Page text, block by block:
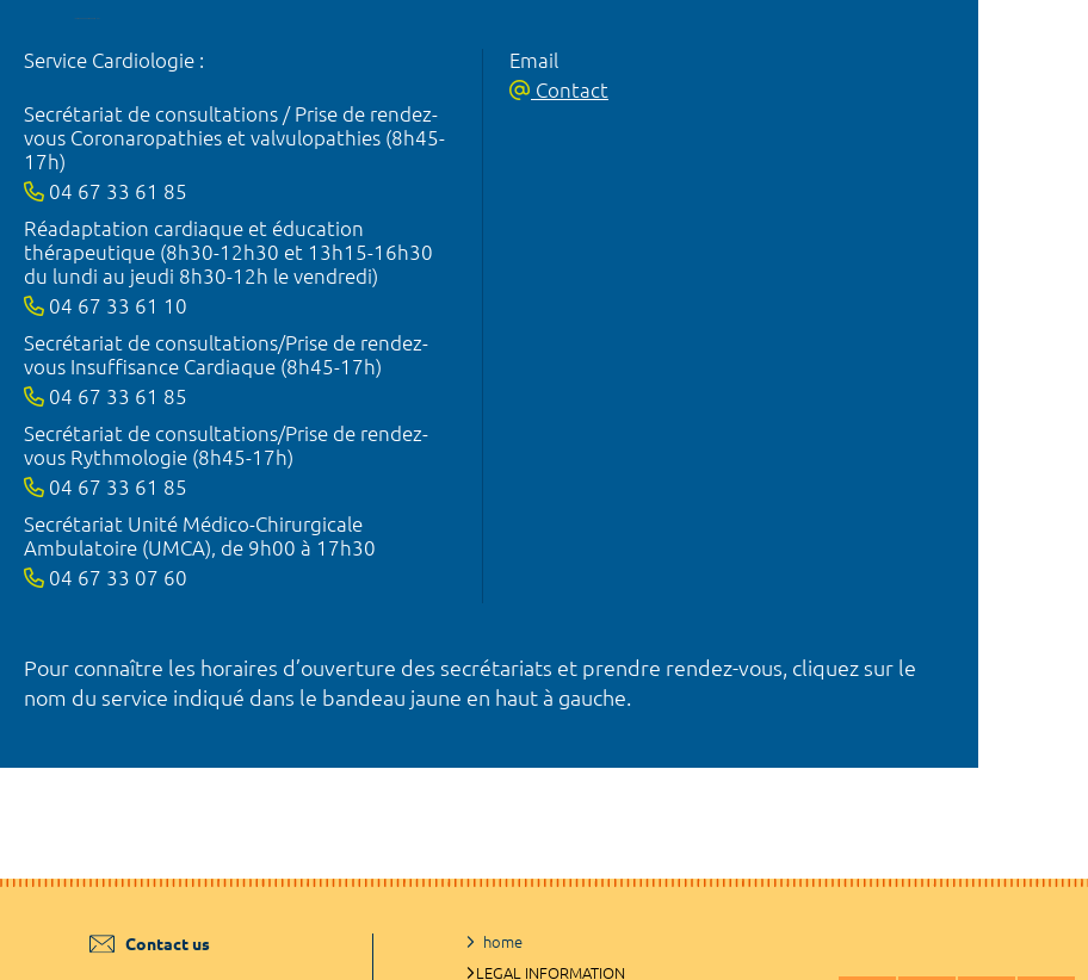
Service Cardiologie :
Secrétariat de consultations / Prise de rendez-
vous Coronaropathies et valvulopathies (8h45-
17h)
04 67 33 61 85
Réadaptation cardiaque et éducation
thérapeutique (8h30-12h30 et 13h15-16h30
du lundi au jeudi 8h30-12h le vendredi)
04 67 33 61 10
Secrétariat de consultations/Prise de rendez-
vous Insuffisance Cardiaque (8h45-17h)
04 67 33 61 85
Secrétariat de consultations/Prise de rendez-
vous Rythmologie (8h45-17h)
04 67 33 61 85
Secrétariat Unité Médico-Chirurgicale
Ambulatoire (UMCA), de 9h00 à 17h30
04 67 33 07 60
Email
Contact
Pour connaître les horaires d’ouverture des secrétariats et prendre rendez-vous, cliquez sur le
nom du service indiqué dans le bandeau jaune en haut à gauche.
Contact us
home
LEGAL INFORMATION